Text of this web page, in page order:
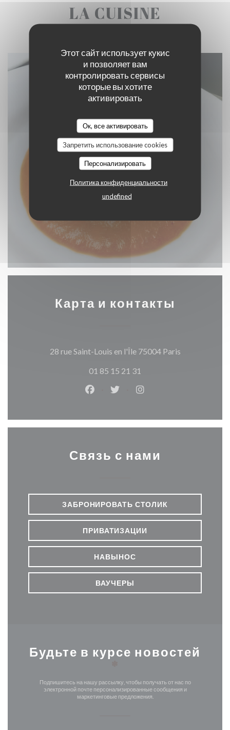
Этот сайт использует кукис
и позволяет вам
контролировать сервисы
которые вы хотите
активировать
Ок, все активировать
Запретить использование cookies
Персонализировать
Политика конфиденциальности
undefined
LA CUISINE
Карта и контакты
28 rue Saint-Louis en l'Île 75004 Paris
01 85 15 21 31
Facebook ((открывается в новом
Связь с нами
ЗАБРОНИРОВАТЬ СТОЛИК
ПРИВАТИЗАЦИИ
НАВЫНОС
ВАУЧЕРЫ
Будьте в курсе новостей
Подпишитесь на нашу рассылку, чтобы получать от нас по
электронной почте персонализированные сообщения и
маркетинговые предложения.